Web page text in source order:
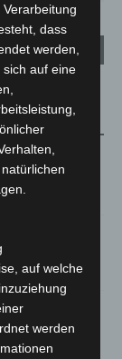
schnell
beim
sucht
dass
werden,
auf eine
auf welche
werden